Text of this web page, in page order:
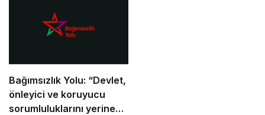
Bağımsızlık Yolu: “Devlet,
önleyici ve koruyucu
sorumluluklarını yerine